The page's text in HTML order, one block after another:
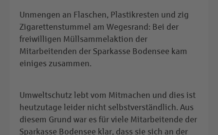
Unmengen an Flaschen, Plastikresten und zig
Zigarettenstummel am Wegesrand: Bei der
freiwilligen Müllsammelaktion der
Mitarbeitenden der Sparkasse Bodensee kam
einiges zusammen.
Umweltschutz lebt vom Mitmachen und dies ist
heutzutage leider nicht selbstverständlich. Aus
diesem Grund war es für viele Mitarbeitende der
Sparkasse Bodensee klar, dass sie sich an der